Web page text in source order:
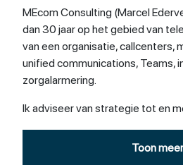
MEcom Consulting (Marcel
dan 30 jaar op het gebied van
van een organisatie, callcenters,
unified communications, Teams,
zorgalarmering.
Ik adviseer van strategie tot en
ziekenhuizen, zorginstellingen,
Toon meer